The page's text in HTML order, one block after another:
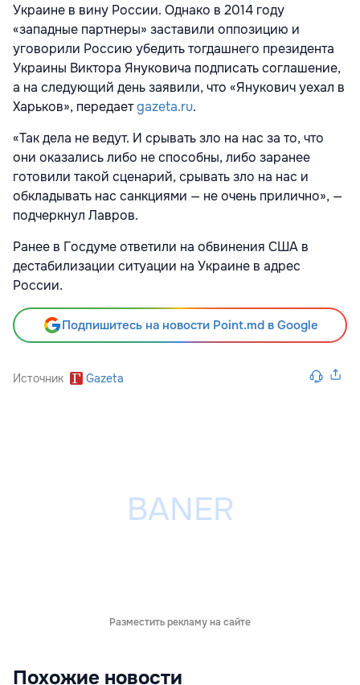
Украине в вину России. Однако в 2014 году
«западные партнеры» заставили оппозицию и
уговорили Россию убедить тогдашнего президента
Украины Виктора Януковича подписать соглашение,
а на следующий день заявили, что «Янукович уехал в
Харьков», передаетgazeta.ru.
«Так дела не ведут. И срывать зло на нас за то, что
они оказались либо не способны, либо заранее
готовили такой сценарий, срывать зло на нас и
обкладывать нас санкциями — не очень прилично», —
подчеркнул Лавров.
Ранее в Госдумеответили на обвинения США в
дестабилизации ситуации на Украине в адрес
России.
Подпишитесь на новости Point.md в Google
Источник Gazeta
Разместить рекламу на сайте
Похожие новости